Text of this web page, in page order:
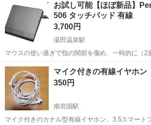
お試し可能【ほぼ新品】
506 タッチパッド 有線
3,700円
湯田温泉駅
マウスの使い過ぎで指の関節を傷め、一時的に（2
ました。 マウスと違って表面を軽くタッチするだ
操作ができ、指の関節に優しいです。 ただ、画面
に、領域を指定してクリックす...
山口 山口市 湯田温泉駅 周辺機器
マイク付きの有線イヤホン
350円
南岩国駅
マイク付きのカナル型有線イヤホン。3.5スマート